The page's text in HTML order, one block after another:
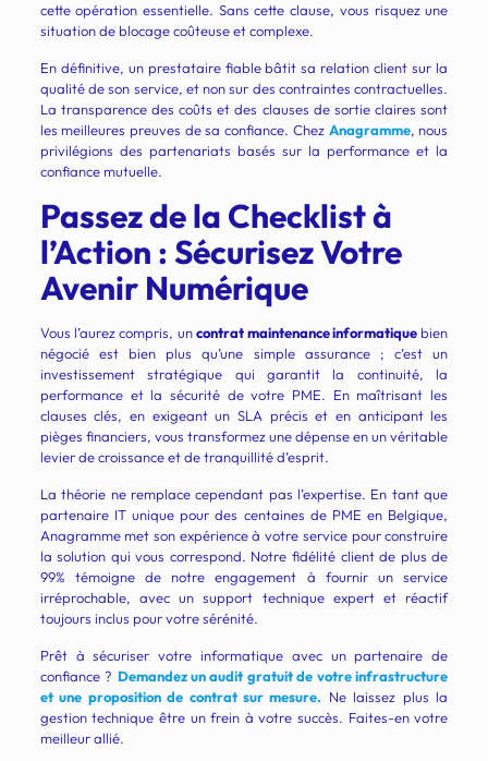
cette opération essentielle. Sans cette clause, vous risquez une
situation de blocage coûteuse et complexe.
En définitive, un prestataire fiable bâtit sa relation client sur la
qualité de son service, et non sur des contraintes contractuelles.
La transparence des coûts et des clauses de sortie claires sont
les meilleures preuves de sa confiance. Chez Anagramme, nous
privilégions des partenariats basés sur la performance et la
confiance mutuelle.
Passez de la Checklist à
l’Action : Sécurisez Votre
Avenir Numérique
Vous l’aurez compris, uncontrat maintenance informatiquebien
négocié est bien plus qu’une simple assurance ; c’est un
investissement stratégique qui garantit la continuité, la
performance et la sécurité de votre PME. En maîtrisant les
clauses clés, en exigeant un SLA précis et en anticipant les
pièges financiers, vous transformez une dépense en un véritable
levier de croissance et de tranquillité d’esprit.
La théorie ne remplace cependant pas l’expertise. En tant que
partenaire IT unique pour des centaines de PME en Belgique,
Anagramme met son expérience à votre service pour construire
la solution qui vous correspond. Notre fidélité client de plus de
99% témoigne de notre engagement à fournir un service
irréprochable, avec un support technique expert et réactif
toujours inclus pour votre sérénité.
Prêt à sécuriser votre informatique avec un partenaire de
confiance ? Demandez un audit gratuit de votre infrastructure
et une proposition de contrat sur mesure. Ne laissez plus la
gestion technique être un frein à votre succès. Faites-en votre
meilleur allié.